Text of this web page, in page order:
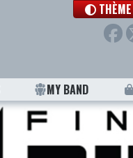
THÈME
MY BAND